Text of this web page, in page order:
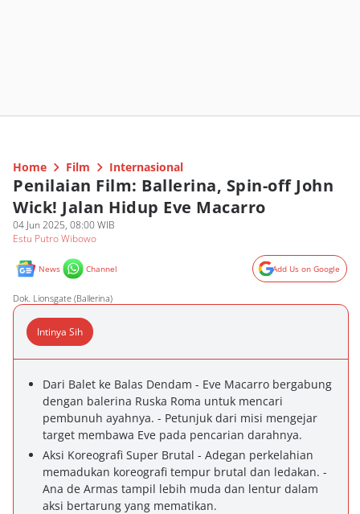
Home Film Internasional
Penilaian Film: Ballerina, Spin-off John
Wick! Jalan Hidup Eve Macarro
04 Jun 2025, 08:00 WIB
Estu Putro Wibowo
News Channel Add Us on Google
Dok. Lionsgate (Ballerina)
Intinya Sih
Dari Balet ke Balas Dendam - Eve Macarro bergabung
dengan balerina Ruska Roma untuk mencari
pembunuh ayahnya. - Petunjuk dari misi mengejar
target membawa Eve pada pencarian darahnya.
Aksi Koreografi Super Brutal - Adegan perkelahian
memadukan koreografi tempur brutal dan ledakan. -
Ana de Armas tampil lebih muda dan lentur dalam
aksi bertarung yang mematikan.